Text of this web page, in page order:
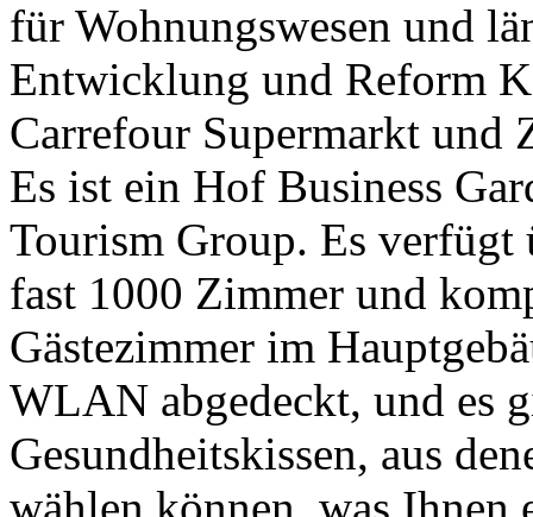
für Wohnungswesen und
Entwicklung und Reform
Carrefour Supermarkt und
Es ist ein Hof Business
Tourism Group. Es
fast 1000 Zimmer und
Gästezimmer im
WLAN abgedeckt, und es
Gesundheitskissen, aus
wählen können, was